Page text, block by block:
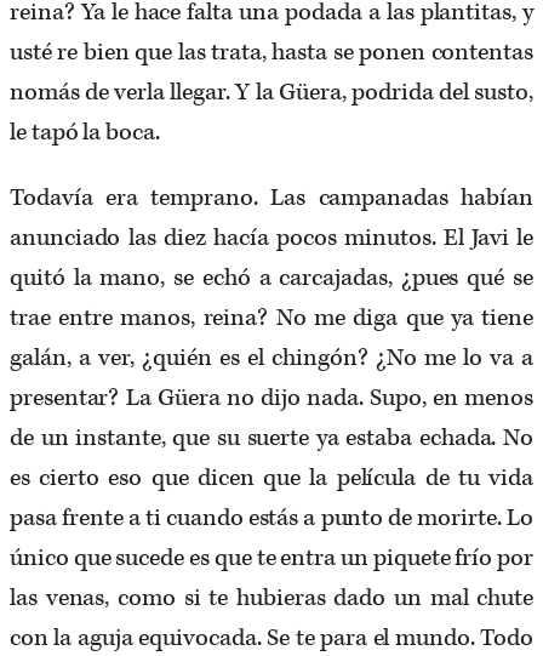
reina? Ya le hace falta una podada a las plantitas, y
usté re bien que las trata, hasta se ponen contentas
nomás de verla llegar. Y la Güera, podrida del susto,
le tapó la boca.
Todavía era temprano. Las campanadas habían
anunciado las diez hacía pocos minutos. El Javi le
quitó la mano, se echó a carcajadas, ¿pues qué se
trae entre manos, reina? No me diga que ya tiene
galán, a ver, ¿quién es el chingón? ¿No me lo va a
presentar? La Güera no dijo nada. Supo, en menos
de un instante, que su suerte ya estaba echada. No
es cierto eso que dicen que la película de tu vida
pasa frente a ti cuando estás a punto de morirte. Lo
único que sucede es que te entra un piquete frío por
las venas, como si te hubieras dado un mal chute
con la aguja equivocada. Se te para el mundo. Todo